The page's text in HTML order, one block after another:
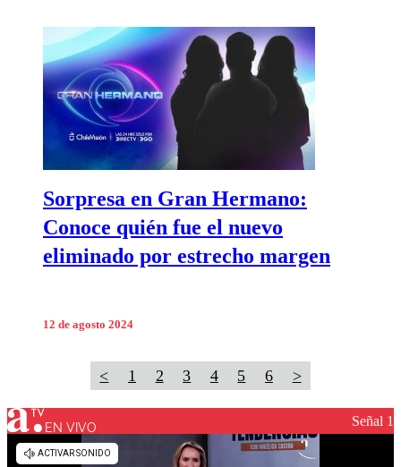
Sorpresa en Gran Hermano:
Conoce quién fue el nuevo
eliminado por estrecho margen
12 de agosto 2024
< 1 2 3 4 5 6 >
EN VIVO Señal 1